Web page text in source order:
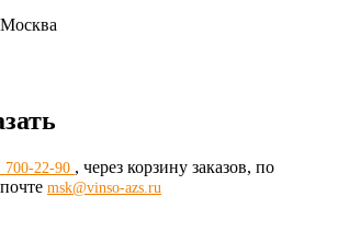
Москва
700-22-90 , через корзину заказов, по
msk@vinso-azs.ru